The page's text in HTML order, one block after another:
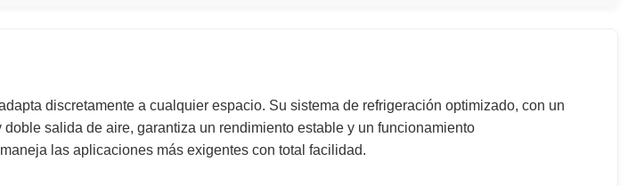
discretamente a cualquier espacio. Su sistema de refrigeración optimizado, con un
salida de aire, garantiza un rendimiento estable y un funcionamiento
las aplicaciones más exigentes con total facilidad.